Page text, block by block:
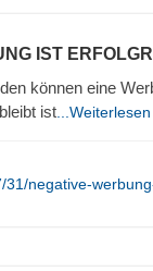
IST
können eine
ist ...Weiterlesen
negative-